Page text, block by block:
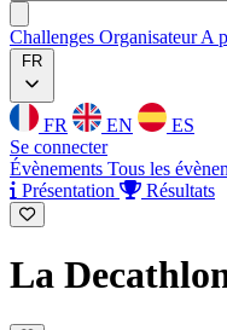
Challenges OrganisateurA
FR
FR EN
ES
Se connecter
Évènements Tous les
Présentation
Résultats
La